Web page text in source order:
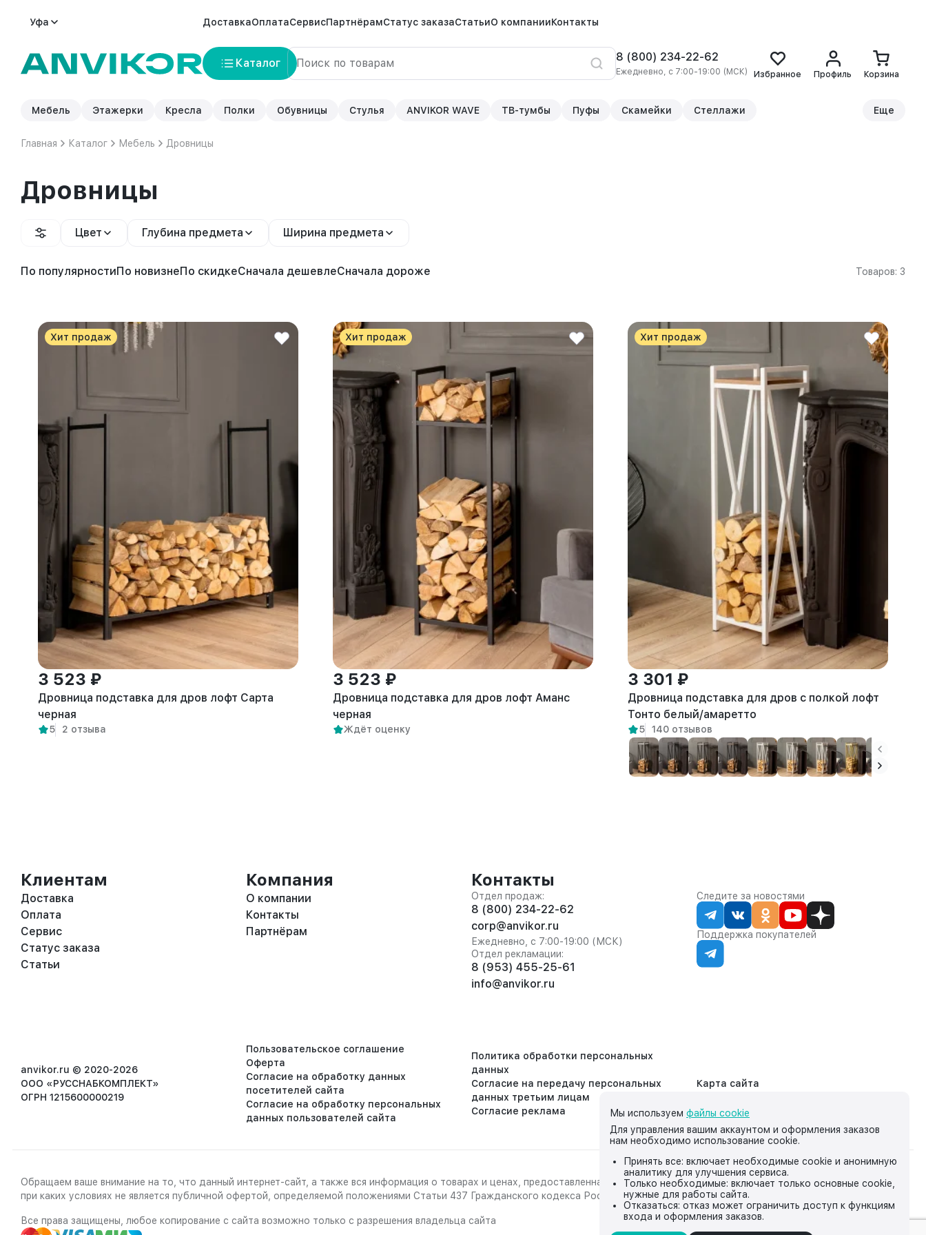
Уфа ДоставкаОплатаСервисПартнёрамСтатус заказаСтатьиО компанииКонтакты
Каталог 8 (800) 234-22-62
Ежедневно, с 7:00-19:00 (МСК) Избранное Профиль Корзина
Мебель Этажерки Кресла Полки Обувницы Стулья ANVIKOR WAVE ТВ-тумбы Пуфы Скамейки Стеллажи Еще
Главная Каталог Мебель Дровницы
Дровницы
Цвет Глубина предмета Ширина предмета
По популярностиПо новизнеПо скидкеСначала дешевлеСначала дороже Товаров: 3
Хит продаж
3 523 ₽
Дровница подставка для дров лофт Сарта
черная
5 2 отзыва
Хит продаж
3 523 ₽
Дровница подставка для дров лофт Аманс
черная
Ждёт оценку
Хит продаж
3 301 ₽
Дровница подставка для дров с полкой лофт
Тонто белый/амаретто
5 140 отзывов
Клиентам
Доставка
Оплата
Сервис
Статус заказа
Статьи
Компания
О компании
Контакты
Партнёрам
Контакты
Отдел продаж:
8 (800) 234-22-62
corp@anvikor.ru
Ежедневно, с 7:00-19:00 (МСК)
Отдел рекламации:
8 (953) 455-25-61
info@anvikor.ru
Следите за новостями
Поддержка покупателей
anvikor.ru © 2020-2026
ООО «РУССНАБКОМПЛЕКТ»
ОГРН 1215600000219
Пользовательское соглашение
Оферта
Согласие на обработку данных
посетителей сайта
Согласие на обработку персональных
данных пользователей сайта
Политика обработки персональных
данных
Согласие на передачу персональных
данных третьим лицам
Согласие реклама
Карта сайта
Обращаем ваше внимание на то, что данный интернет-сайт, а также вся информация о товарах и ценах, предоставленная на нём, носит исключительно информационный характер и ни
при каких условиях не является публичной офертой, определяемой положениями Статьи 437 Гражданского кодекса Российской Федерации.
Все права защищены, любое копирование с сайта возможно только с разрешения владельца сайта
Мы используем файлы cookie
Для управления вашим аккаунтом и оформления заказов
нам необходимо использование cookie.
Принять все: включает необходимые cookie и анонимную
аналитику для улучшения сервиса.
Только необходимые: включает только основные cookie,
нужные для работы сайта.
Отказаться: отказ может ограничить доступ к функциям
входа и оформления заказов.